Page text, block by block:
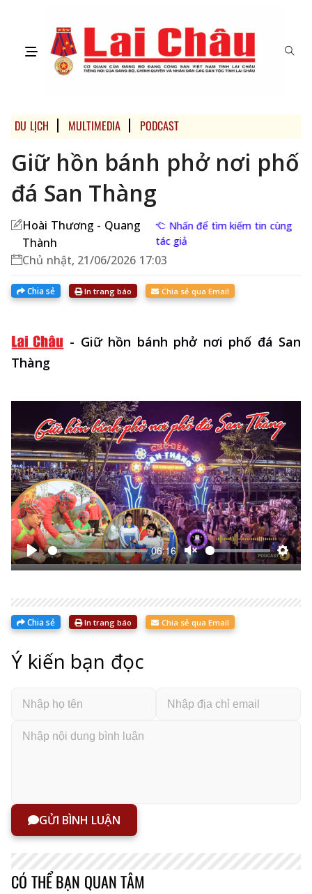
DU LỊCH MULTIMEDIA PODCAST
Giữ hồn bánh phở nơi phố
đá San Thàng
Hoài Thương - Quang
Thành
Nhấn để tìm kiếm tin cùng
tác giả
Chủ nhật, 21/06/2026 17:03
Chia sẻ In trang báo Chia sẻ qua Email
- Giữ hồn bánh phở nơi phố đá San
Thàng
Bắt
06:16
Unmute
Thiết
Chia sẻ In trang báo Chia sẻ qua Email
Ý kiến bạn đọc
GỬI BÌNH LUẬN
CÓ THỂ BẠN QUAN TÂM